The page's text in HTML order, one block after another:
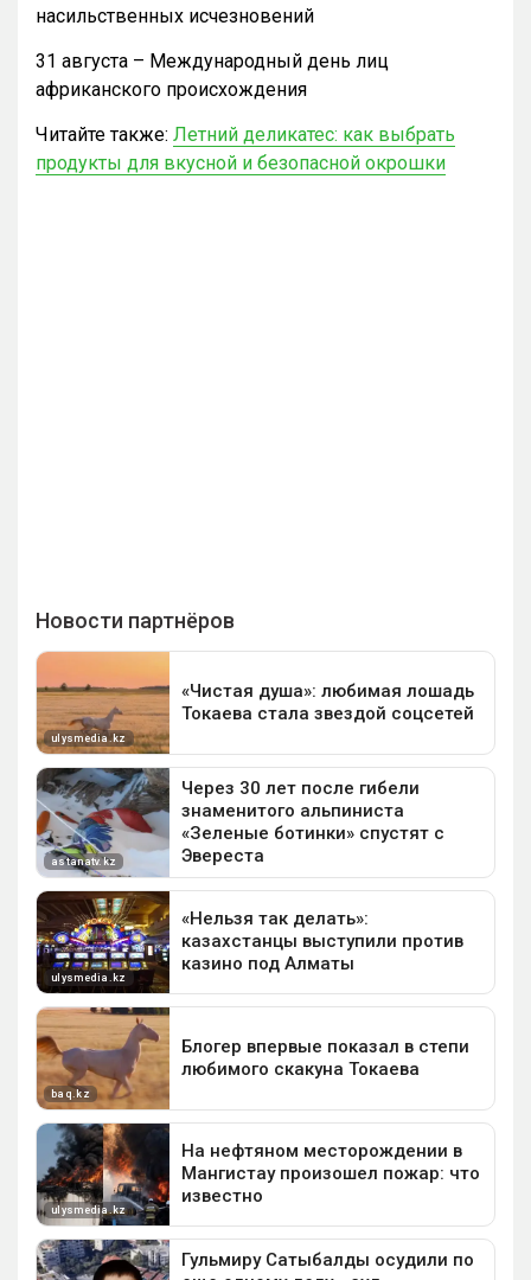
насильственных исчезновений
31 августа – Международный день лиц
африканского происхождения
Читайте также: Летний деликатес: как выбрать
продукты для вкусной и безопасной окрошки